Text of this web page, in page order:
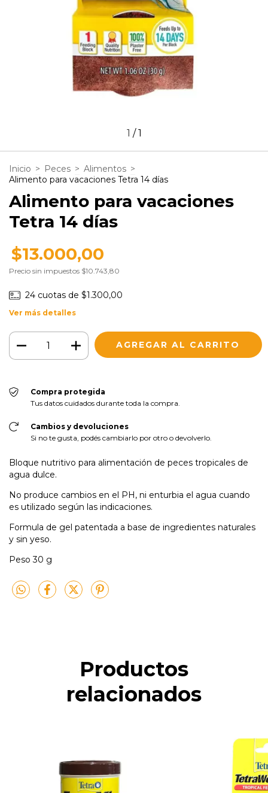
1 /1
Inicio > Peces > Alimentos >
Alimento para vacaciones Tetra 14 días
Alimento para vacaciones
Tetra 14 días
$13.000,00
Precio sin impuestos $10.743,80
24 cuotas de $1.300,00
Ver más detalles
Compra protegida
Tus datos cuidados durante toda la compra.
Cambios y devoluciones
Si no te gusta, podés cambiarlo por otro o devolverlo.
Bloque nutritivo para alimentación de peces tropicales de
agua dulce.
No produce cambios en el PH, ni enturbia el agua cuando
es utilizado según las indicaciones.
Formula de gel patentada a base de ingredientes naturales
y sin yeso.
Peso 30 g
Productos
relacionados